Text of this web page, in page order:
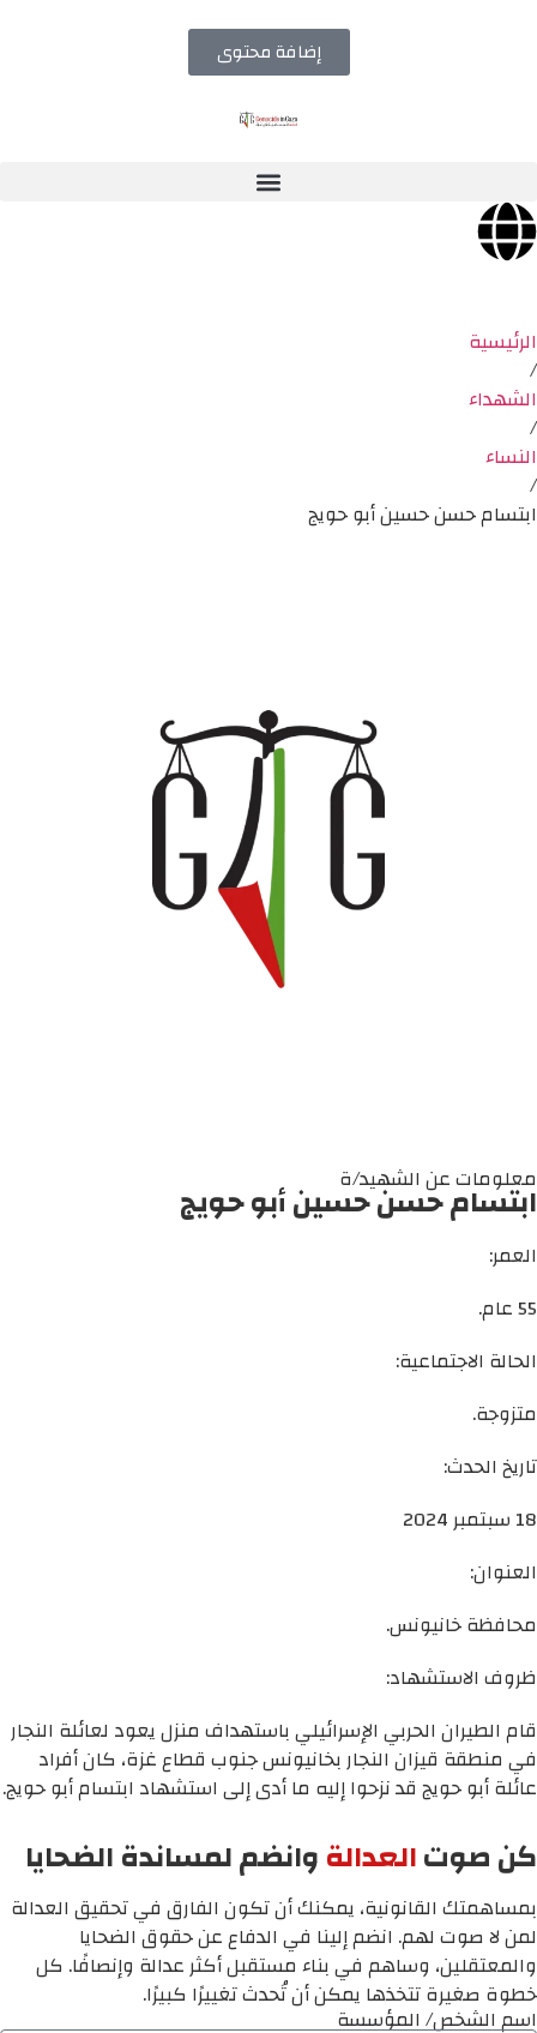
إضافة محتوى
الرئيسية
/
الشهداء
/
النساء
/
ابتسام حسن حسين أبو حويج
معلومات عن الشهيد/ة
ابتسام حسن حسين أبو حويج
العمر:
55 عام.
الحالة الاجتماعية:
متزوجة.
تاريخ الحدث:
18 سبتمبر 2024
العنوان:
محافظة خانيونس.
ظروف الاستشهاد:
قام الطيران الحربي الإسرائيلي باستهداف منزل يعود لعائلة النجار
في منطقة قيزان النجار بخانيونس جنوب قطاع غزة، كان أفراد
عائلة أبو حويج قد نزحوا إليه ما أدى إلى استشهاد ابتسام أبو حويج.
كن صوتالعدالةوانضم لمساندة الضحايا
بمساهمتك القانونية، يمكنك أن تكون الفارق في تحقيق العدالة
لمن لا صوت لهم. انضم إلينا في الدفاع عن حقوق الضحايا
والمعتقلين، وساهم في بناء مستقبل أكثر عدالة وإنصافًا. كل
خطوة صغيرة تتخذها يمكن أن تُحدث تغييرًا كبيرًا.
اسم الشخص/ المؤسسة